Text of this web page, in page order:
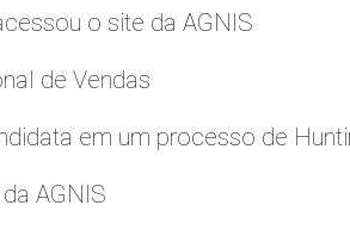
o site da AGNIS
de Vendas
em um processo de
AGNIS